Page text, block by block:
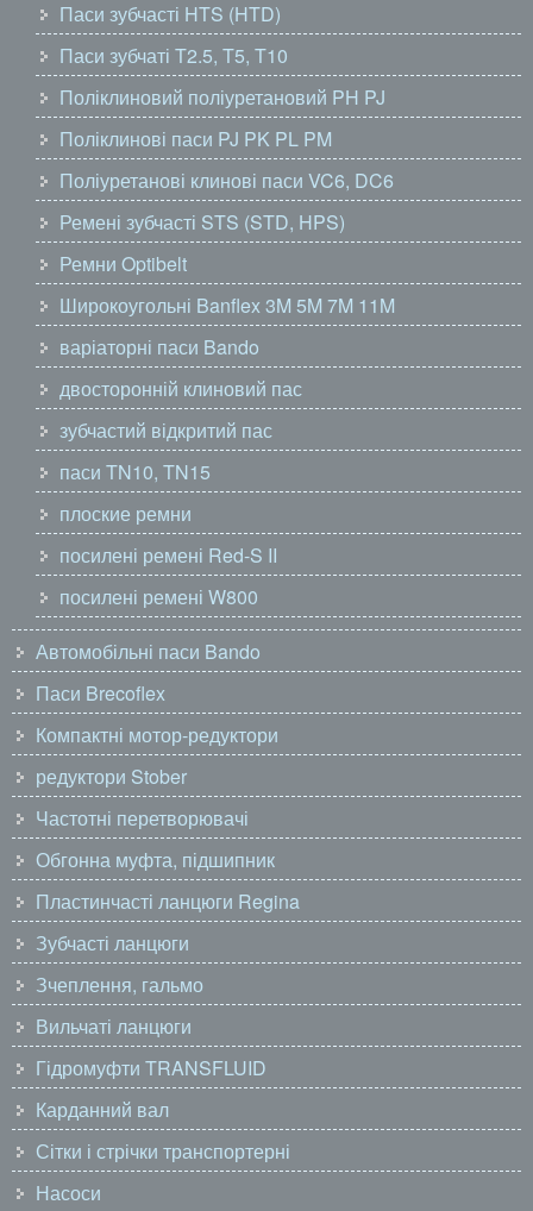
Паси зубчасті HTS (HTD)
Паси зубчаті T2.5, T5, T10
Поліклиновий поліуретановий PH PJ
Поліклинові паси PJ PK PL PM
Поліуретанові клинові паси VC6, DC6
Ремені зубчасті STS (STD, HPS)
Ремни Optibelt
Широкоугольні Banflex 3M 5M 7M 11M
варіаторні паси Bando
двосторонній клиновий пас
зубчастий відкритий пас
паси TN10, TN15
плоские ремни
посилені ремені Red-S II
посилені ремені W800
Автомобільні паси Bando
Паси Brecoflex
Компактні мотор-редуктори
редуктори Stober
Частотні перетворювачі
Обгонна муфта, підшипник
Пластинчасті ланцюги Regina
Зубчасті ланцюги
Зчеплення, гальмо
Вильчаті ланцюги
Гідромуфти TRANSFLUID
Карданний вал
Сітки і стрічки транспортерні
Насоси